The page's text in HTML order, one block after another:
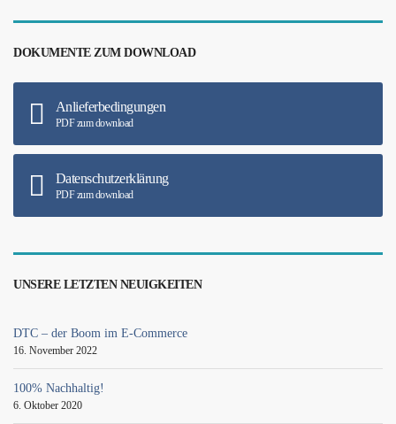
DOKUMENTE ZUM DOWNLOAD
Anlieferbedingungen
PDF zum download
Datenschutzerklärung
PDF zum download
UNSERE LETZTEN NEUIGKEITEN
DTC – der Boom im E-Commerce
16. November 2022
100% Nachhaltig!
6. Oktober 2020